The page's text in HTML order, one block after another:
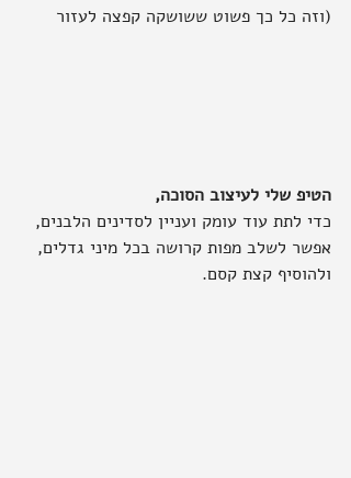
(וזה כל כך פשוט ששושקה קפצה לעזור
הטיפ שלי לעיצוב הסוכה,
כדי לתת עוד עומק ועניין לסדינים הלבנים,
אפשר לשלב מפות קרושה בכל מיני גדלים,
ולהוסיף קצת קסם.